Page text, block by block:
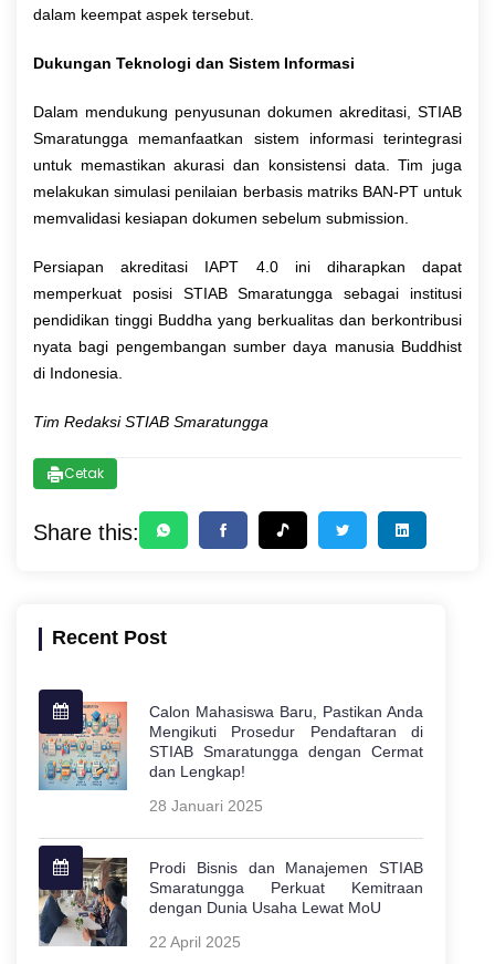
dalam keempat aspek tersebut.
Dukungan Teknologi dan Sistem Informasi
Dalam mendukung penyusunan dokumen akreditasi, STIAB
Smaratungga memanfaatkan sistem informasi terintegrasi
untuk memastikan akurasi dan konsistensi data. Tim juga
melakukan simulasi penilaian berbasis matriks BAN-PT untuk
memvalidasi kesiapan dokumen sebelum submission.
Persiapan akreditasi IAPT 4.0 ini diharapkan dapat
memperkuat posisi STIAB Smaratungga sebagai institusi
pendidikan tinggi Buddha yang berkualitas dan berkontribusi
nyata bagi pengembangan sumber daya manusia Buddhist
di Indonesia.
Tim Redaksi STIAB Smaratungga
Cetak
Share this:
Recent Post
Calon Mahasiswa Baru, Pastikan Anda
Mengikuti Prosedur Pendaftaran di
STIAB Smaratungga dengan Cermat
dan Lengkap!
28 Januari 2025
Prodi Bisnis dan Manajemen STIAB
Smaratungga Perkuat Kemitraan
dengan Dunia Usaha Lewat MoU
22 April 2025